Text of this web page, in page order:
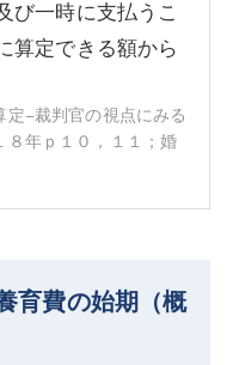
び一時に支払うこ
算定できる額から
−裁判官の視点にみる
年ｐ１０，１１；婚
育費の始期（概